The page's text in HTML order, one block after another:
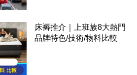
床褥推介｜上班族8大熱門
品牌特色/技術/物料比較